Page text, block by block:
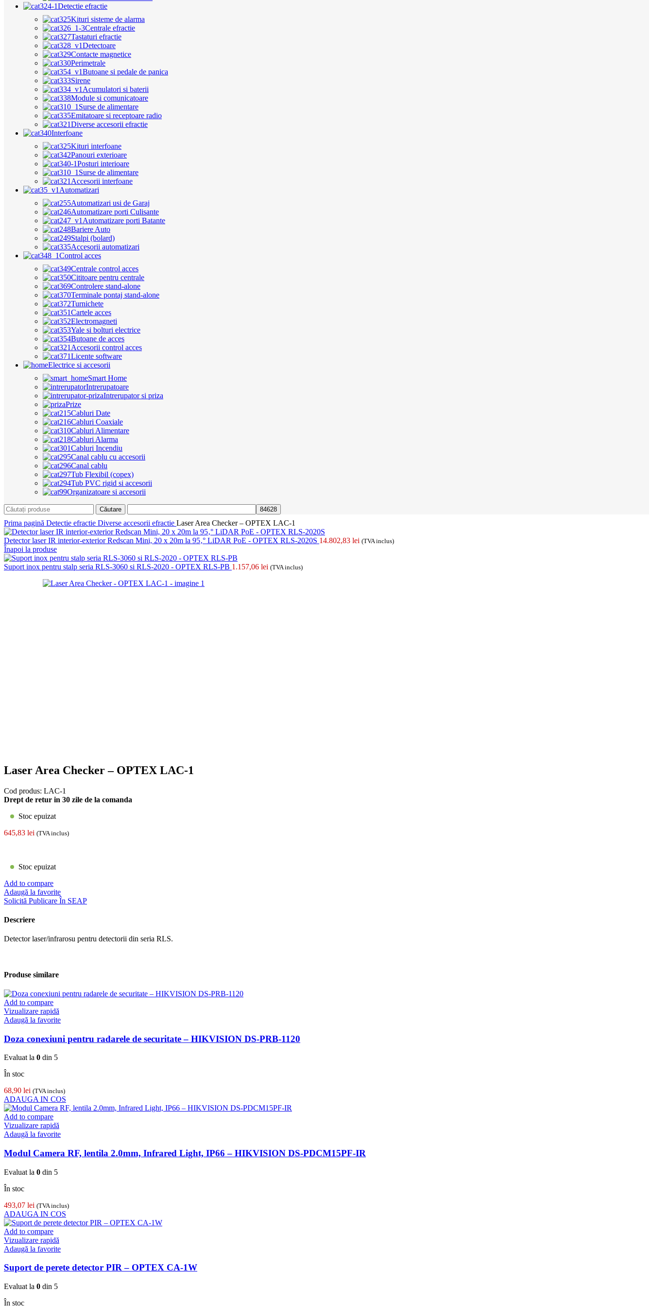
Detectie efractie
Kituri sisteme de alarma
Centrale efractie
Tastaturi efractie
Detectoare
Contacte magnetice
Perimetrale
Butoane si pedale de panica
Sirene
Acumulatori si baterii
Module si comunicatoare
Surse de alimentare
Emitatoare si receptoare radio
Diverse accesorii efractie
Interfoane
Kituri interfoane
Panouri exterioare
Posturi interioare
Surse de alimentare
Accesorii interfoane
Automatizari
Automatizari usi de Garaj
Automatizare porti Culisante
Automatizare porti Batante
Bariere Auto
Stalpi (bolard)
Accesorii automatizari
Control acces
Centrale control acces
Cititoare pentru centrale
Controlere stand-alone
Terminale pontaj stand-alone
Turnichete
Cartele acces
Electromagneti
Yale si bolturi electrice
Butoane de acces
Accesorii control acces
Licente software
Electrice si accesorii
Smart Home
Intrerupatoare
Intrerupator si priza
Prize
Cabluri Date
Cabluri Coaxiale
Cabluri Alimentare
Cabluri Alarma
Cabluri Incendiu
Canal cablu cu accesorii
Canal cablu
Tub Flexibil (copex)
Tub PVC rigid si accesorii
Organizatoare si accesorii
Căutare
Prima pagină Detectie efractie Diverse accesorii efractie Laser Area Checker – OPTEX LAC-1
Detector laser IR interior-exterior Redscan Mini, 20 x 20m la 95‚° LiDAR PoE - OPTEX RLS-2020S 14.802,83 lei (TVA inclus)
Înapoi la produse
Suport inox pentru stalp seria RLS-3060 si RLS-2020 - OPTEX RLS-PB 1.157,06 lei (TVA inclus)
Laser Area Checker – OPTEX LAC-1
Cod produs: LAC-1
Drept de retur in 30 zile de la comanda
Stoc epuizat
645,83 lei (TVA inclus)
Stoc epuizat
Add to compare
Adaugă la favorite
Solicită Publicare În SEAP
Descriere
Detector laser/infrarosu pentru detectorii din seria RLS.
Produse similare
Add to compare
Vizualizare rapidă
Adaugă la favorite
Doza conexiuni pentru radarele de securitate – HIKVISION DS-PRB-1120
Evaluat la 0 din 5
În stoc
68,90 lei (TVA inclus)
ADAUGA IN COS
Add to compare
Vizualizare rapidă
Adaugă la favorite
Modul Camera RF, lentila 2.0mm, Infrared Light, IP66 – HIKVISION DS-PDCM15PF-IR
Evaluat la 0 din 5
În stoc
493,07 lei (TVA inclus)
ADAUGA IN COS
Add to compare
Vizualizare rapidă
Adaugă la favorite
Suport de perete detector PIR – OPTEX CA-1W
Evaluat la 0 din 5
În stoc